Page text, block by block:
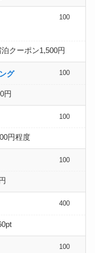
100
クーポン1,500円
グ 100
円
100
円程度
100
400
100